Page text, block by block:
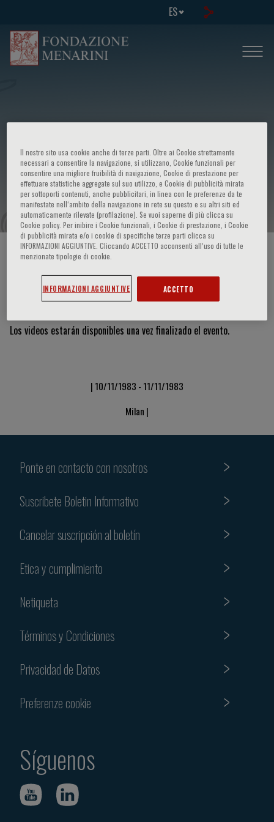
ES
X Corso di aggiornamento - Alterazioni
congenite ed acquisite della
coagulazione: metodi di studio
HOME PAGE / CURSOS Y EVENTOS
Vídeos y diapositivas
Los videos estarán disponibles una vez finalizado el evento.
| 10/11/1983 - 11/11/1983
Milan |
Ponte en contacto con nosotros
Suscribete Boletin Informativo
Cancelar suscripción al boletín
Etica y cumplimiento
Netiqueta
Términos y Condiciones
Privacidad de Datos
Preferenze cookie
Síguenos
Il nostro sito usa cookie anche di terze parti. Oltre ai Cookie strettamente
necessari a consentire la navigazione, si utilizzano, Cookie funzionali per
consentire una migliore fruibilità di navigazione, Cookie di prestazione per
effettuare statistiche aggregate sul suo utilizzo, e Cookie di pubblicità mirata
per sottoporti contenuti, anche pubblicitari, in linea con le preferenze da te
manifestate nell‘ambito della navigazione in rete su questo e su altri siti ed
automaticamente rilevate (profilazione). Se vuoi saperne di più clicca su
Cookie policy. Per inibire i Cookie funzionali, i Cookie di prestazione, i Cookie
di pubblicità mirata e/o i cookie di specifiche terze parti clicca su
INFORMAZIONI AGGIUNTIVE. Cliccando ACCETTO acconsenti all’uso di tutte le
menzionate tipologie di cookie.
INFORMAZIONI AGGIUNTIVE ACCETTO